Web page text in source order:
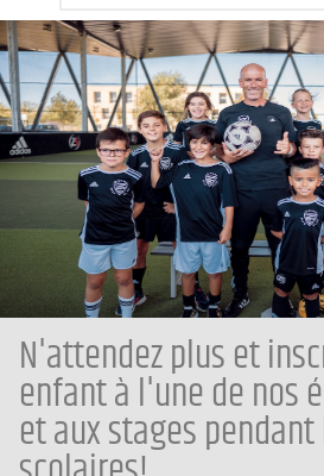
N'attendez plus et
enfant à l'une de nos
et aux stages pendant